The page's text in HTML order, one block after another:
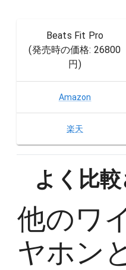
Beats Fit Pro
(発売時の価格: 26800
円)
Amazon
楽天
よく比
他のワ
ヤホン